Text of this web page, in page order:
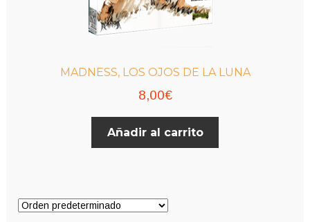
MADNESS, LOS OJOS DE LA LUNA
8,00€
Añadir al carrito